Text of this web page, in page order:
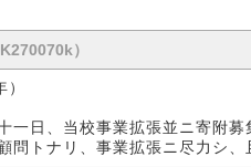
）
一日、当校事業拡張並ニ寄附
問トナリ、事業拡張ニ尽力シ